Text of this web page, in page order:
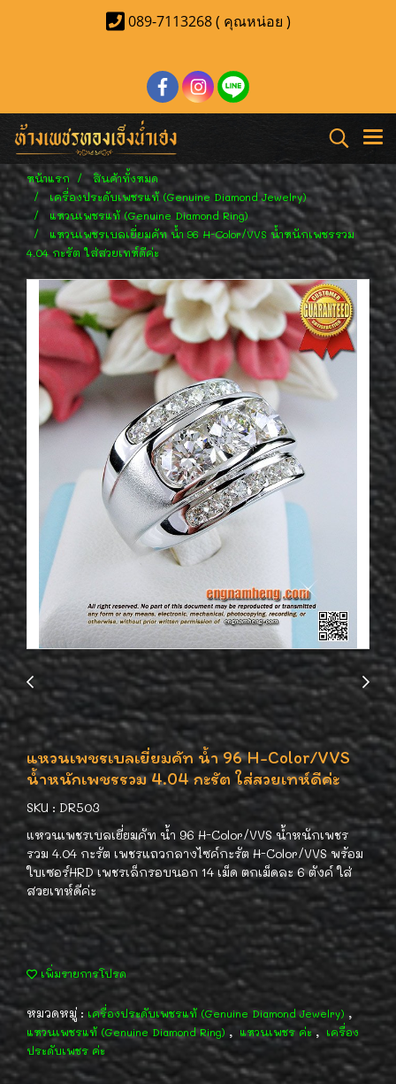
089-7113268 ( คุณหน่อย )
หน้าแรก
สินค้าทั้งหมด
เครื่องประดับเพชรแท้ (Genuine Diamond Jewelry)
แหวนเพชรแท้ (Genuine Diamond Ring)
แหวนเพชรเบลเยี่ยมคัท น้ำ 96 H-Color/VVS น้ำหนักเพชรรวม
4.04 กะรัต ใส่สวยเทห์ดีค่ะ
แหวนเพชรเบลเยี่ยมคัท น้ำ 96 H-Color/VVS
น้ำหนักเพชรรวม 4.04 กะรัต ใส่สวยเทห์ดีค่ะ
SKU : DR503
แหวนเพชรเบลเยี่ยมคัท น้ำ 96 H-Color/VVS น้ำหนักเพชร
รวม 4.04 กะรัต เพชรแถวกลางไซค์กะรัต H-Color/VVS พร้อม
ใบเซอร์HRD เพชรเล็กรอบนอก 14 เม็ด ตกเม็ดละ 6 ตังค์ ใส่
สวยเทห์ดีค่ะ
เพิ่มรายการโปรด
หมวดหมู่ :เครื่องประดับเพชรแท้ (Genuine Diamond Jewelry) ,
แหวนเพชรแท้ (Genuine Diamond Ring) , แหวนเพชร ค่ะ, เครื่อง
ประดับเพชร ค่ะ